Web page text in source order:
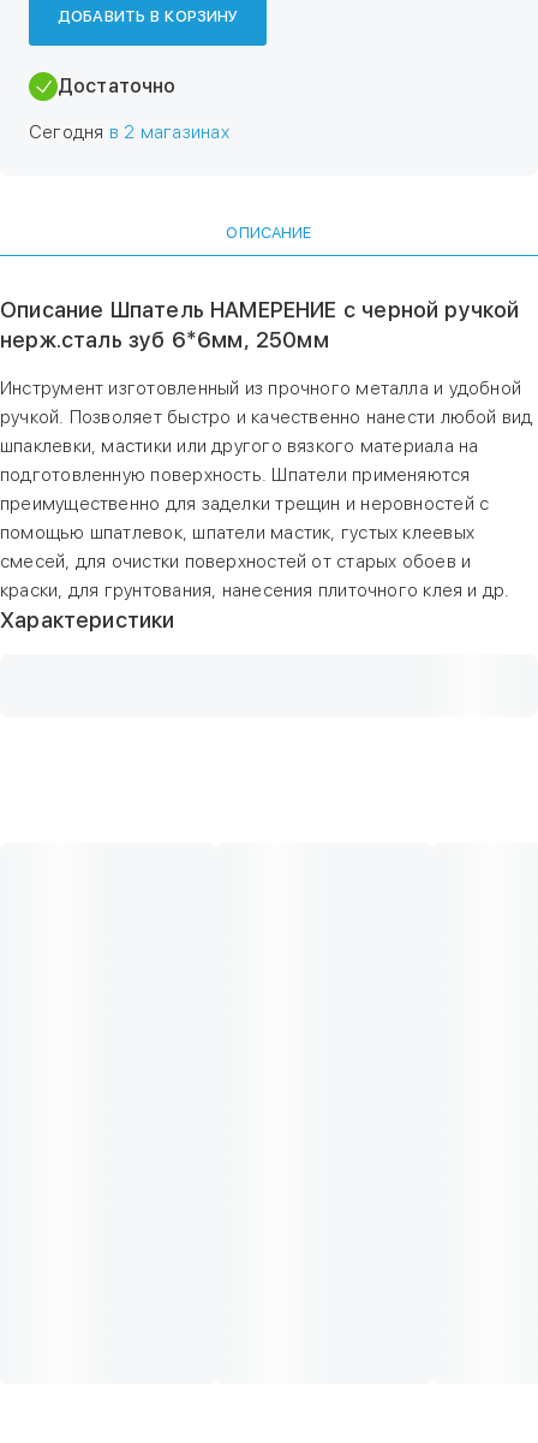
ДОБАВИТЬ В КОРЗИНУ
Достаточно
Сегодня в 2 магазинах
ОПИСАНИЕ
Описание Шпатель НАМЕРЕНИЕ с черной ручкой
нерж.сталь зуб 6*6мм, 250мм
Инструмент изготовленный из прочного металла и удобной
ручкой. Позволяет быстро и качественно нанести любой вид
шпаклевки, мастики или другого вязкого материала на
подготовленную поверхность. Шпатели применяются
преимущественно для заделки трещин и неровностей с
помощью шпатлевок, шпатели мастик, густых клеевых
смесей, для очистки поверхностей от старых обоев и
краски, для грунтования, нанесения плиточного клея и др.
Характеристики